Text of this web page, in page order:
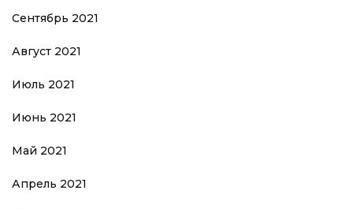
Сентябрь 2021
Август 2021
Июль 2021
Июнь 2021
Май 2021
Апрель 2021